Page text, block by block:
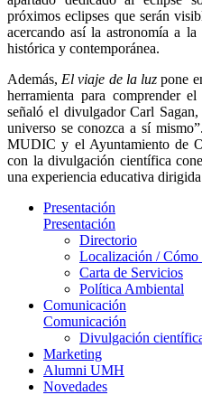
próximos eclipses que serán
acercando así la astronomía a la
histórica y contemporánea.
Además, El viaje de la luz pone
herramienta para comprender
señaló el divulgador Carl
universo se conozca a sí
MUDIC y el Ayuntamiento de
con la divulgación científica
una experiencia educativa
Presentación
Presentación
Directorio
Localización / Cómo
Carta de Servicios
Política Ambiental
Comunicación
Comunicación
Divulgación
Marketing
Alumni UMH
Novedades